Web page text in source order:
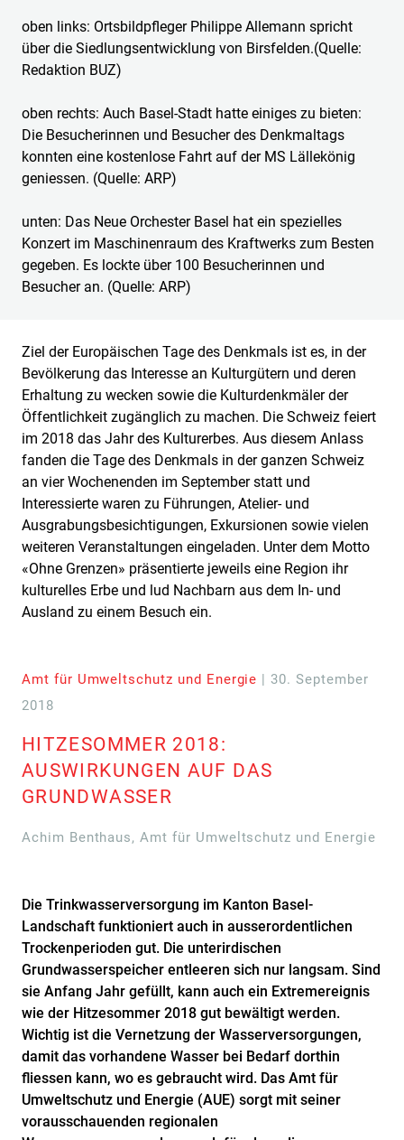
oben links: Ortsbildpfleger Philippe Allemann spricht
über die Siedlungsentwicklung von Birsfelden.(Quelle:
Redaktion BUZ)
oben rechts: Auch Basel-Stadt hatte einiges zu bieten:
Die Besucherinnen und Besucher des Denkmaltags
konnten eine kostenlose Fahrt auf der MS Lällekönig
geniessen. (Quelle: ARP)
unten: Das Neue Orchester Basel hat ein spezielles
Konzert im Maschinenraum des Kraftwerks zum Besten
gegeben. Es lockte über 100 Besucherinnen und
Besucher an. (Quelle: ARP)
Ziel der Europäischen Tage des Denkmals ist es, in der
Bevölkerung das Interesse an Kulturgütern und deren
Erhaltung zu wecken sowie die Kulturdenkmäler der
Öffentlichkeit zugänglich zu machen. Die Schweiz feiert
im 2018 das Jahr des Kulturerbes. Aus diesem Anlass
fanden die Tage des Denkmals in der ganzen Schweiz
an vier Wochenenden im September statt und
Interessierte waren zu Führungen, Atelier- und
Ausgrabungsbesichtigungen, Exkursionen sowie vielen
weiteren Veranstaltungen eingeladen. Unter dem Motto
«Ohne Grenzen» präsentierte jeweils eine Region ihr
kulturelles Erbe und lud Nachbarn aus dem In- und
Ausland zu einem Besuch ein.
Amt für Umweltschutz und Energie | 30. September
2018
HITZESOMMER 2018:
AUSWIRKUNGEN AUF DAS
GRUNDWASSER
Achim Benthaus, Amt für Umweltschutz und Energie
Die Trinkwasserversorgung im Kanton Basel-
Landschaft funktioniert auch in ausserordentlichen
Trockenperioden gut. Die unterirdischen
Grundwasserspeicher entleeren sich nur langsam. Sind
sie Anfang Jahr gefüllt, kann auch ein Extremereignis
wie der Hitzesommer 2018 gut bewältigt werden.
Wichtig ist die Vernetzung der Wasserversorgungen,
damit das vorhandene Wasser bei Bedarf dorthin
fliessen kann, wo es gebraucht wird. Das Amt für
Umweltschutz und Energie (AUE) sorgt mit seiner
vorausschauenden regionalen